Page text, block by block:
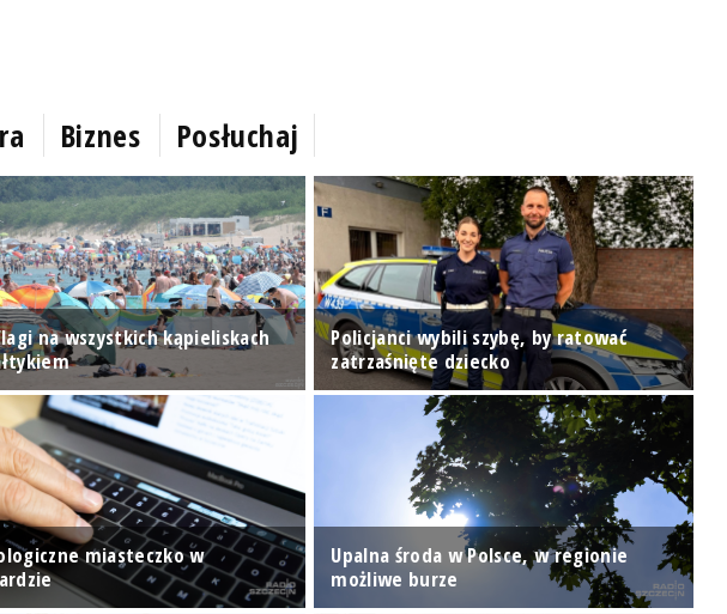
Biznes Posłuchaj
na wszystkich kąpieliskach
Policjanci wybili szybę, by ratować
zatrzaśnięte dziecko
miasteczko w
Upalna środa w Polsce, w regionie
możliwe burze